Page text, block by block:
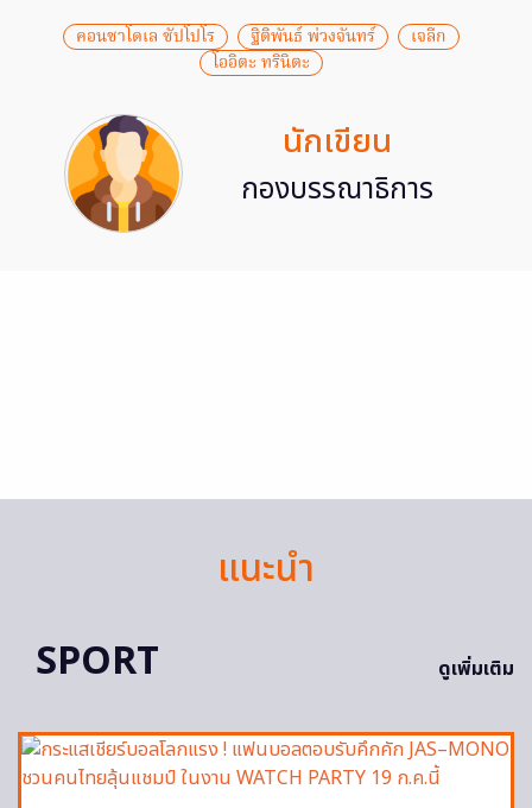
คอนซาโดเล ซัปโปโร ฐิติพันธ์ พ่วงจันทร์
เจลีก
โออิตะ ทรินิตะ
นักเขียน
กองบรรณาธิการ
แนะนำ
SPORT
ดูเพิ่มเติม